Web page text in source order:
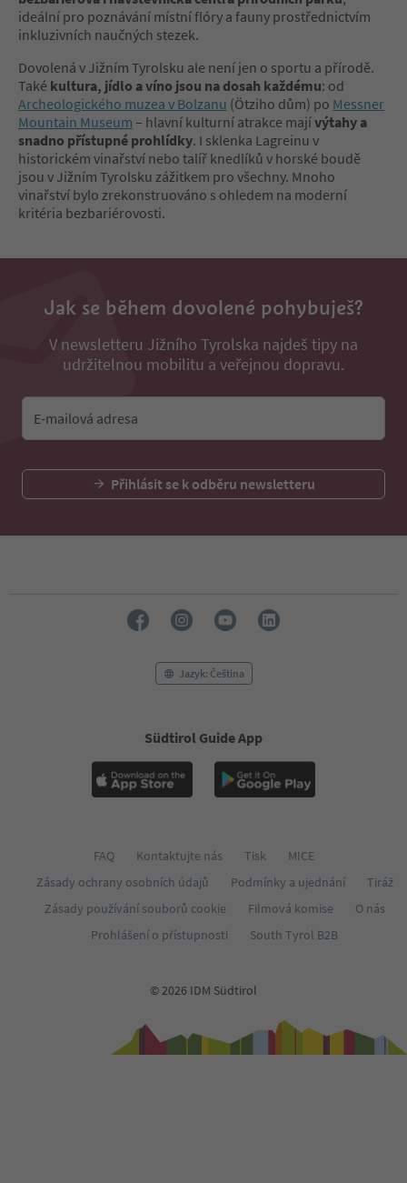
ideální pro poznávání místní flóry a fauny prostřednictvím
inkluzivních naučných stezek.
Dovolená v Jižním Tyrolsku ale není jen o sportu a přírodě.
Také kultura, jídlo a víno jsou na dosah každému: od
Archeologického muzea v Bolzanu (Ötziho dům) po Messner
Mountain Museum – hlavní kulturní atrakce majívýtahy a
snadno přístupné prohlídky. I sklenka Lagreinu v
historickém vinařství nebo talíř knedlíků v horské boudě
jsou v Jižním Tyrolsku zážitkem pro všechny. Mnoho
vinařství bylo zrekonstruováno s ohledem na moderní
kritéria bezbariérovosti.
Jak se během dovolené pohybuješ?
V newsletteru Jižního Tyrolska najdeš tipy na
udržitelnou mobilitu a veřejnou dopravu.
E-mailová adresa
Přihlásit se k odběru newsletteru
Jazyk: Čeština
Südtirol Guide App
FAQ Kontaktujte nás Tisk
MICE
Zásady ochrany osobních údajů
Podmínky a ujednání
Tiráž
Zásady používání souborů cookie
Filmová komise
O nás
Prohlášení o přístupnosti
South Tyrol B2B
© 2026 IDM Südtirol